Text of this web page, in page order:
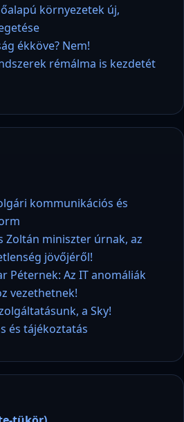
környezetek új,
ékköve? Nem!
rémálma is kezdetét
kommunikációs és
Zoltán miniszter úrnak, az
jövőjéről!
Péternek: Az IT anomáliák
vezethetnek!
a Sky!
és tájékoztatás